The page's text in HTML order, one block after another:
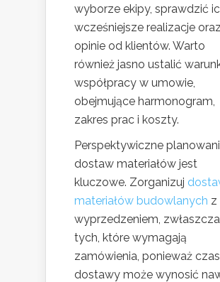
wyborze ekipy, sprawdzić
wcześniejsze realizacje oraz
opinie od klientów. Warto
również jasno ustalić
współpracy w umowie,
obejmujące harmonogram,
zakres prac i koszty.
Perspektywiczne
dostaw materiałów jest
kluczowe. Zorganizuj
materiałów budowlanych z
wyprzedzeniem, zwłaszcza
tych, które wymagają
zamówienia, ponieważ czas
dostawy może wynosić